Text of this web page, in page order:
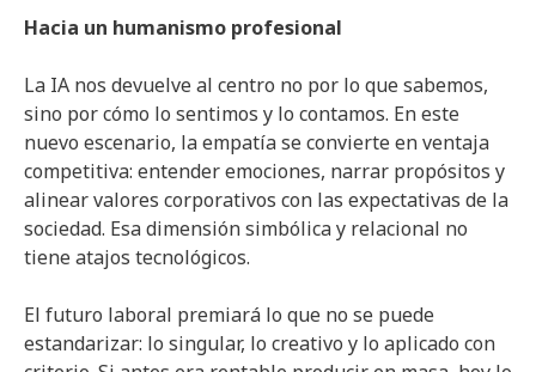
Hacia un humanismo profesional
La IA nos devuelve al centro no por lo que sabemos,
sino por cómo lo sentimos y lo contamos. En este
nuevo escenario, la empatía se convierte en ventaja
competitiva: entender emociones, narrar propósitos y
alinear valores corporativos con las expectativas de la
sociedad. Esa dimensión simbólica y relacional no
tiene atajos tecnológicos.
El futuro laboral premiará lo que no se puede
estandarizar: lo singular, lo creativo y lo aplicado con